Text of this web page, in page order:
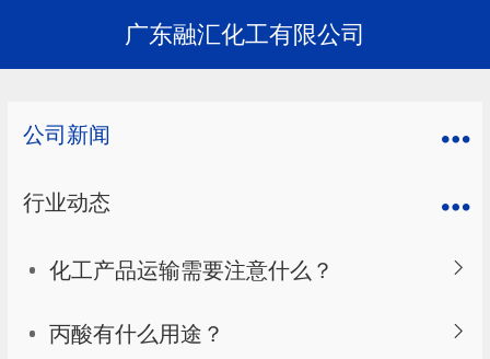
广东融汇化工有限公司
公司新闻
行业动态
化工产品运输需要注意什么？
丙酸有什么用途？